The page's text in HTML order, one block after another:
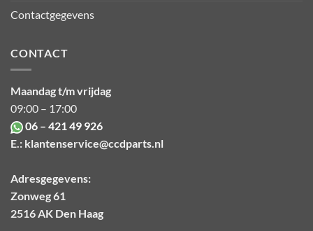
Contactgegevens
CONTACT
Maandag t/m vrijdag
09:00 – 17:00
06 – 421 49 926
E.: klantenservice@ccdparts.nl
Adresgegevens:
Zonweg 61
2516 AK Den Haag